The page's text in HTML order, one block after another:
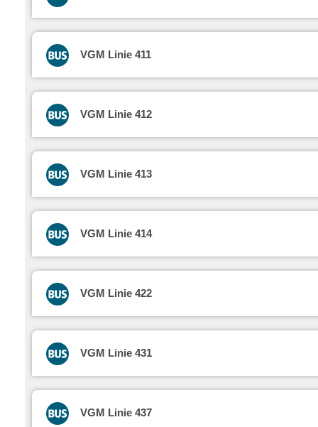
VGM Linie 411
VGM Linie 412
VGM Linie 413
VGM Linie 414
VGM Linie 422
VGM Linie 431
VGM Linie 437